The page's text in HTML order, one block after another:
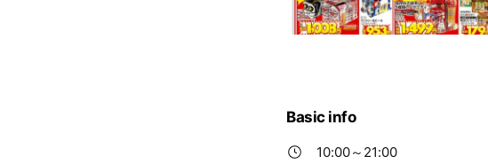
Basic info
10:00～21:00